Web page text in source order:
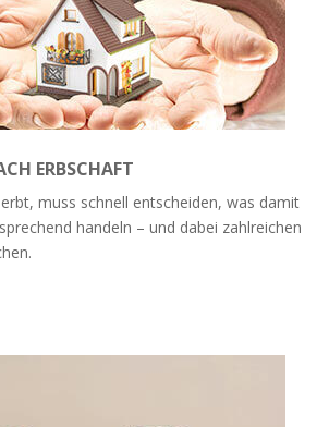
ERBSCHAFT
muss schnell entscheiden, was damit
handeln – und dabei zahlreichen